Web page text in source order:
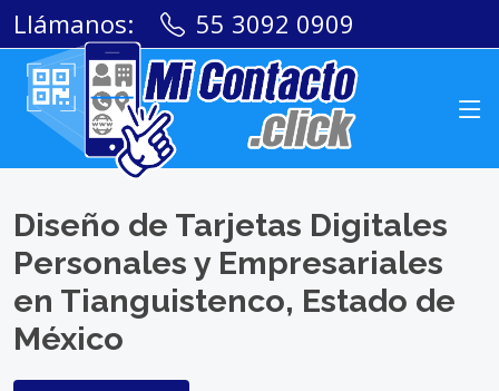
Llámanos: 55 3092 0909
Diseño de Tarjetas Digitales
Personales y Empresariales
en Tianguistenco, Estado de
México